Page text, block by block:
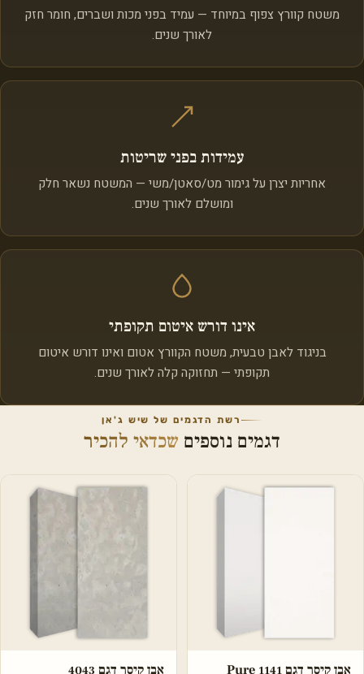
משטח קוורץ צפוף במיוחד — עמיד בפני מכות ושברים, חומר חזק
לאורך שנים.
עמידות בפני שריטות
אחריות יצרן על גימור מט/סאטן/משי — המשטח נשאר חלק
ומושלם לאורך שנים.
אינו דורש איטום תקופתי
בניגוד לאבן טבעית, משטח הקוורץ אטום ואינו דורש איטום
תקופתי — תחזוקה קלה לאורך שנים.
רשת הדגמים של שיש ג'אן
דגמים נוספים שכדאי להכיר
אבן קיסר דגם 1141 Pure אבן קיסר דגם 4043